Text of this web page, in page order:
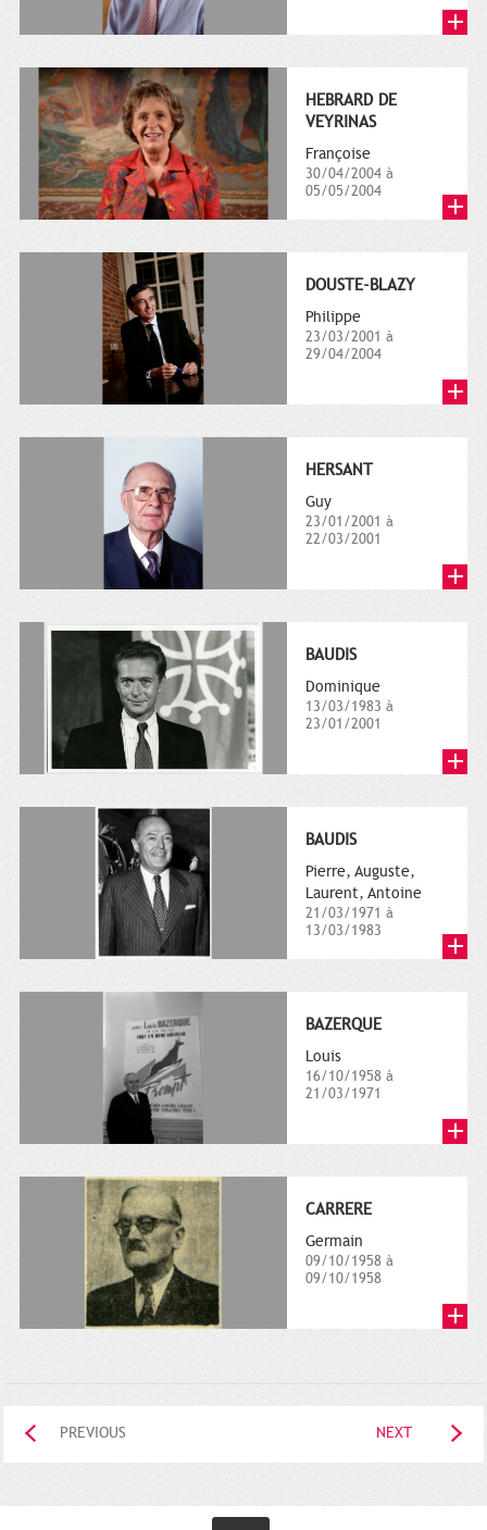
HEBRARD DE
VEYRINAS
Françoise
30/04/2004 à
05/05/2004
DOUSTE-BLAZY
Philippe
23/03/2001 à
29/04/2004
HERSANT
Guy
23/01/2001 à
22/03/2001
BAUDIS
Dominique
13/03/1983 à
23/01/2001
BAUDIS
Pierre, Auguste,
Laurent, Antoine
21/03/1971 à
13/03/1983
BAZERQUE
Louis
16/10/1958 à
21/03/1971
CARRERE
Germain
09/10/1958 à
09/10/1958
PREVIOUS NEXT